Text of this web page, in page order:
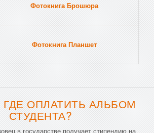
Фотокнига Брошюра
Фотокнига Планшет
ОПЛАТИТЬ АЛЬБОМ
СТУДЕНТА?
в государстве получает стипендию на